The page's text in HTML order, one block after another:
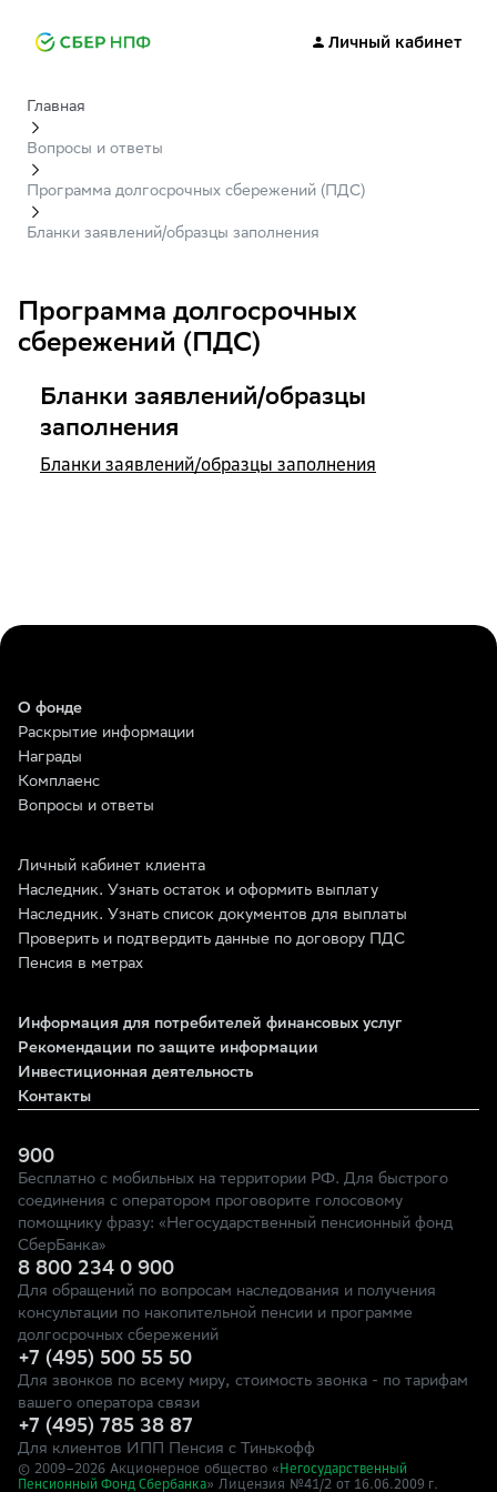
Личный кабинет
Главная
Вопросы и ответы
Программа долгосрочных сбережений (ПДС)
Бланки заявлений/образцы заполнения
Программа долгосрочных
сбережений (ПДС)
Бланки заявлений/образцы
заполнения
Бланки заявлений/образцы заполнения
О фонде
Раскрытие информации
Награды
Комплаенс
Вопросы и ответы
Личный кабинет клиента
Наследник. Узнать остаток и оформить выплату
Наследник. Узнать список документов для выплаты
Проверить и подтвердить данные по договору ПДС
Пенсия в метрах
Информация для потребителей финансовых услуг
Рекомендации по защите информации
Инвестиционная деятельность
Контакты
900
Бесплатно с мобильных на территории РФ. Для быстрого
соединения с оператором проговорите голосовому
помощнику фразу: «Негосударственный пенсионный фонд
СберБанка»
8 800 234 0 900
Для обращений по вопросам наследования и получения
консультации по накопительной пенсии и программе
долгосрочных сбережений
+7 (495) 500 55 50
Для звонков по всему миру, стоимость звонка - по тарифам
вашего оператора связи
+7 (495) 785 38 87
Для клиентов ИПП Пенсия с Тинькофф
© 2009–2026 Акционерное общество « Негосударственный
Пенсионный Фонд Сбербанка» Лицензия №41/2 от 16.06.2009 г.